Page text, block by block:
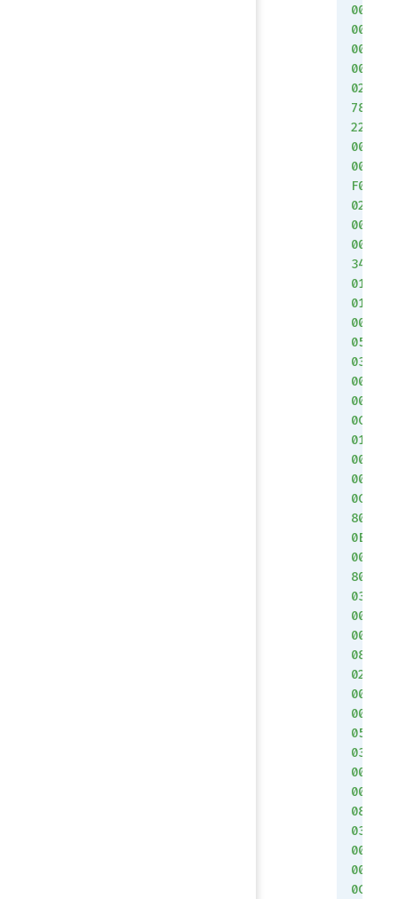
00
00
00
00
02
78
22
00
00
F0
02
00
00
34
01
01
00
05
03
00
00
0C
01
00
00
0C
80
0E
00
80
03
00
00
08
02
00
00
05
03
00
00
08
03
00
00
0C